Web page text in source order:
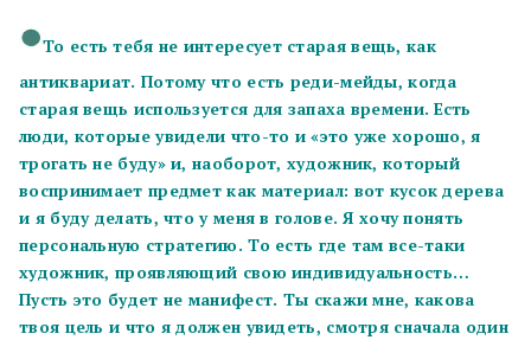
То есть тебя не интересует старая вещь, как
антиквариат. Потому что есть реди-мейды, когда
старая вещь используется для запаха времени. Есть
люди, которые увидели что-то и «это уже хорошо, я
трогать не буду» и, наоборот, художник, который
воспринимает предмет как материал: вот кусок дерева
и я буду делать, что у меня в голове. Я хочу понять
персональную стратегию. То есть где там все-таки
художник, проявляющий свою индивидуальность…
Пусть это будет не манифест. Ты скажи мне, какова
твоя цель и что я должен увидеть, смотря сначала один